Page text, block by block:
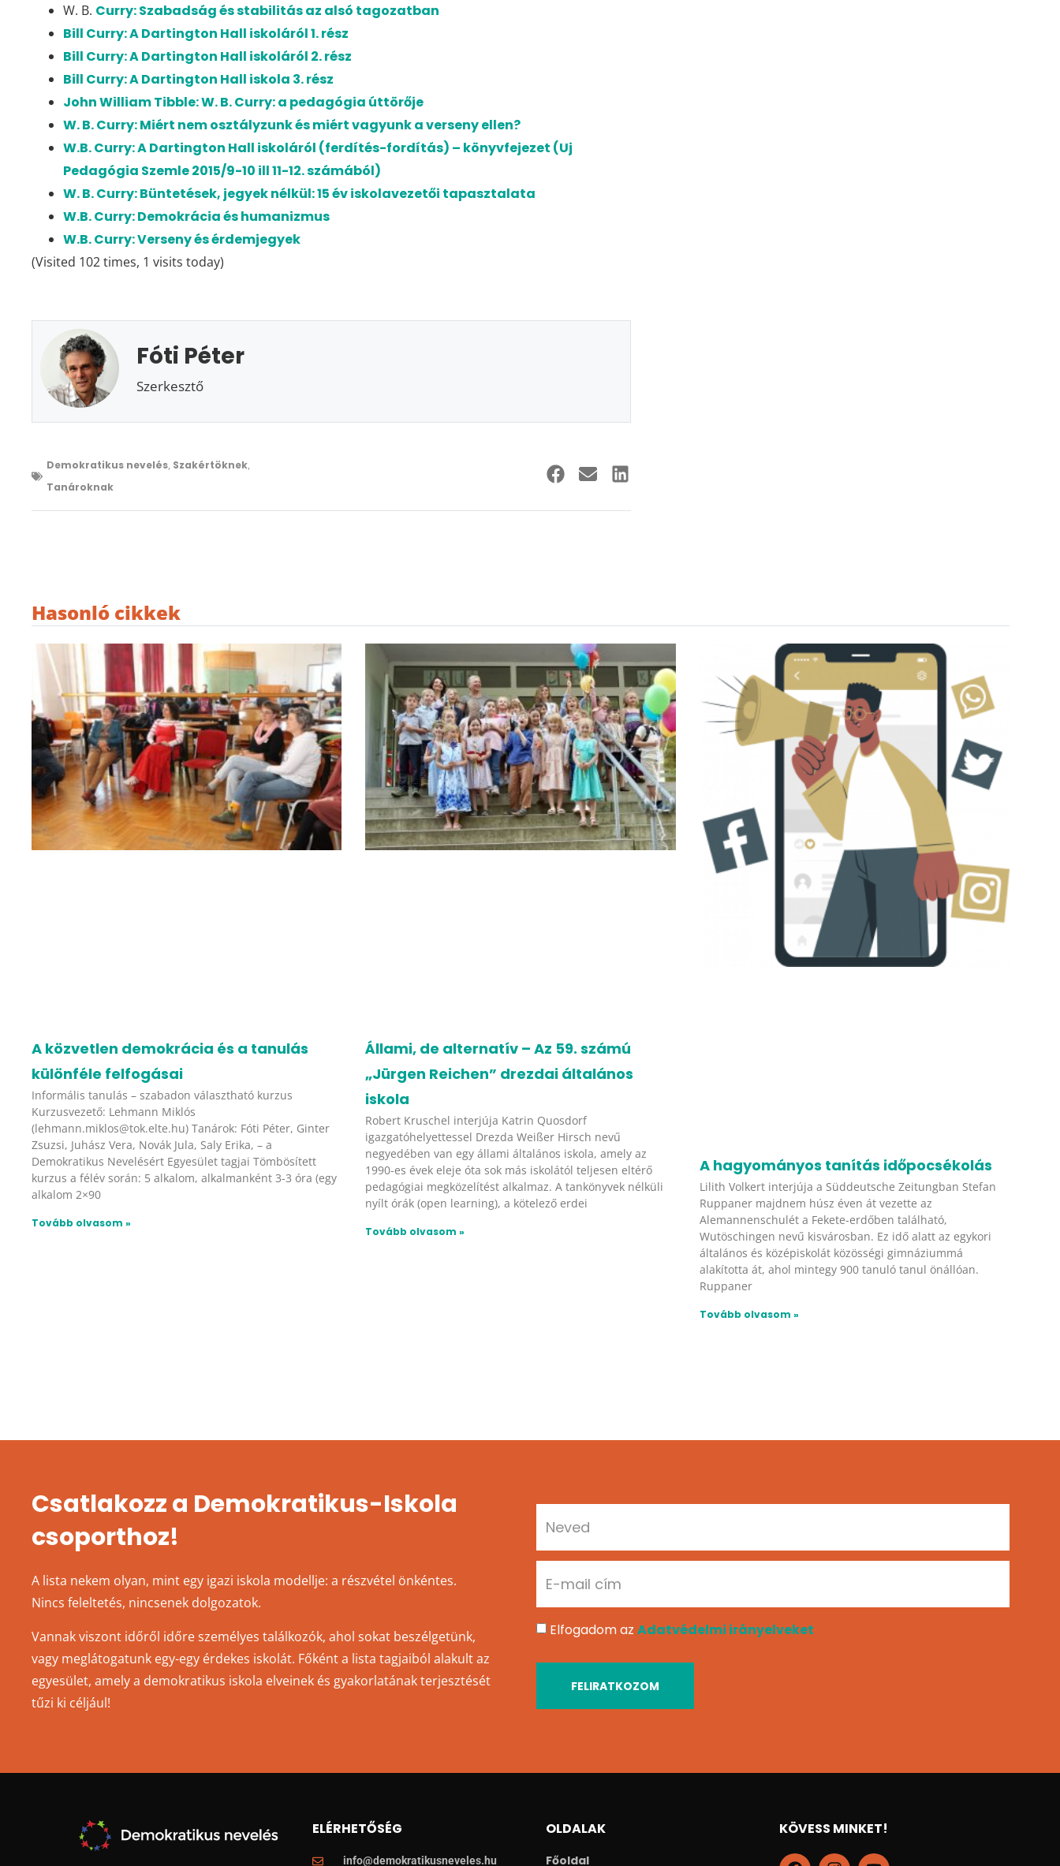
W. B. Curry: Szabadság és stabilitás az alsó tagozatban
Bill Curry: A Dartington Hall iskoláról 1. rész
Bill Curry: A Dartington Hall iskoláról 2. rész
Bill Curry: A Dartington Hall iskola 3. rész
John William Tibble: W. B. Curry: a pedagógia úttörője
W. B. Curry: Miért nem osztályzunk és miért vagyunk a verseny ellen?
W.B. Curry: A Dartington Hall iskoláról (ferdítés-fordítás) – könyvfejezet (Uj
Pedagógia Szemle 2015/9-10 ill 11-12. számából)
W. B. Curry: Büntetések, jegyek nélkül: 15 év iskolavezetői tapasztalata
W.B. Curry: Demokrácia és humanizmus
W.B. Curry: Verseny és érdemjegyek
(Visited 102 times, 1 visits today)
Fóti Péter
Szerkesztő
Demokratikus nevelés, Szakértöknek,
Tanároknak
Hasonló cikkek
A közvetlen demokrácia és a tanulás
különféle felfogásai
Informális tanulás – szabadon választható kurzus
Kurzusvezető: Lehmann Miklós
(lehmann.miklos@tok.elte.hu) Tanárok: Fóti Péter, Ginter
Zsuzsi, Juhász Vera, Novák Jula, Saly Erika, – a
Demokratikus Nevelésért Egyesület tagjai Tömbösített
kurzus a félév során: 5 alkalom, alkalmanként 3-3 óra (egy
alkalom 2×90
Tovább olvasom »
Állami, de alternatív – Az 59. számú
„Jürgen Reichen” drezdai általános
iskola
Robert Kruschel interjúja Katrin Quosdorf
igazgatóhelyettessel Drezda Weißer Hirsch nevű
negyedében van egy állami általános iskola, amely az
1990-es évek eleje óta sok más iskolától teljesen eltérő
pedagógiai megközelítést alkalmaz. A tankönyvek nélküli
nyílt órák (open learning), a kötelező erdei
Tovább olvasom »
A hagyományos tanítás időpocsékolás
Lilith Volkert interjúja a Süddeutsche Zeitungban Stefan
Ruppaner majdnem húsz éven át vezette az
Alemannenschulét a Fekete-erdőben található,
Wutöschingen nevű kisvárosban. Ez idő alatt az egykori
általános és középiskolát közösségi gimnáziummá
alakította át, ahol mintegy 900 tanuló tanul önállóan.
Ruppaner
Tovább olvasom »
Csatlakozz a Demokratikus-Iskola
csoporthoz!
A lista nekem olyan, mint egy igazi iskola modellje: a részvétel önkéntes.
Nincs feleltetés, nincsenek dolgozatok.
Vannak viszont időről időre személyes találkozók, ahol sokat beszélgetünk,
vagy meglátogatunk egy-egy érdekes iskolát. Főként a lista tagjaiból alakult az
egyesület, amely a demokratikus iskola elveinek és gyakorlatának terjesztését
tűzi ki céljául!
Elfogadom az Adatvédelmi irányelveket
FELIRATKOZOM
ELÉRHETŐSÉG
info@demokratikusneveles.hu
OLDALAK
Főoldal
KÖVESS MINKET!